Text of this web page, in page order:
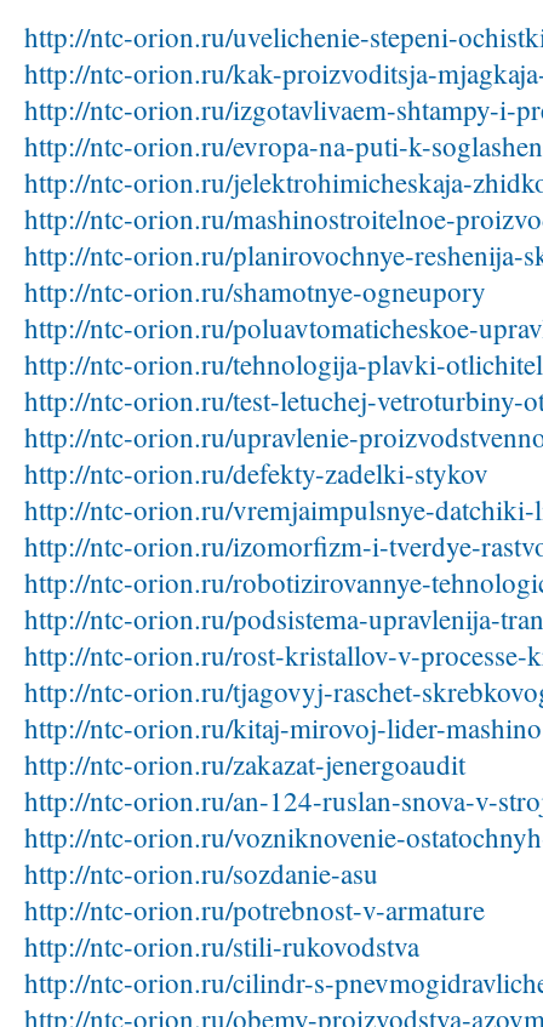
http://ntc-orion.ru/uvelichenie-stepeni-
http://ntc-orion.ru/kak-proizvoditsja-
http://ntc-orion.ru/izgotavlivaem-shtampy-i-
http://ntc-orion.ru/evropa-na-puti-k-
http://ntc-orion.ru/jelektrohimicheskaja-
http://ntc-orion.ru/mashinostroitelnoe-
http://ntc-orion.ru/planirovochnye-reshenija-
http://ntc-orion.ru/shamotnye-ogneupory
http://ntc-orion.ru/poluavtomaticheskoe-
http://ntc-orion.ru/tehnologija-plavki-
http://ntc-orion.ru/test-letuchej-vetroturbiny-
http://ntc-orion.ru/upravlenie-
http://ntc-orion.ru/defekty-zadelki-stykov
http://ntc-orion.ru/vremjaimpulsnye-datchiki-
http://ntc-orion.ru/izomorfizm-i-tverdye-
http://ntc-orion.ru/robotizirovannye-
http://ntc-orion.ru/podsistema-upravlenija-
http://ntc-orion.ru/rost-kristallov-v-processe-
http://ntc-orion.ru/tjagovyj-raschet-
http://ntc-orion.ru/kitaj-mirovoj-lider-
http://ntc-orion.ru/zakazat-jenergoaudit
http://ntc-orion.ru/an-124-ruslan-snova-v-
http://ntc-orion.ru/vozniknovenie-
http://ntc-orion.ru/sozdanie-asu
http://ntc-orion.ru/potrebnost-v-armature
http://ntc-orion.ru/stili-rukovodstva
http://ntc-orion.ru/cilindr-s-
http://ntc-orion.ru/obemy-proizvodstva-